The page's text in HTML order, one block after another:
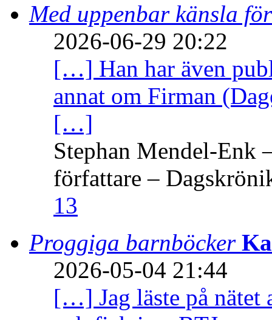
Med uppenbar känsla
2026-06-29 20:22
[…] Han har även
annat om Firman
[…]
Stephan Mendel-Enk
författare –
13
Proggiga barnböcker
2026-05-04 21:44
[…] Jag läste på nätet